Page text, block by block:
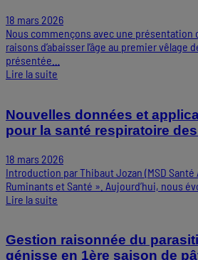
18 mars 2026
Nous commençons avec une présentation
raisons d’abaisser l’âge au premier vêlage
présentée…
Lire la suite
Nouvelles données et
pour la santé respiratoire
18 mars 2026
Introduction par Thibaut Jozan (MSD
Ruminants et Santé ». Aujourd’hui, nous
Lire la suite
Gestion raisonnée du
génisse en 1ère saison de